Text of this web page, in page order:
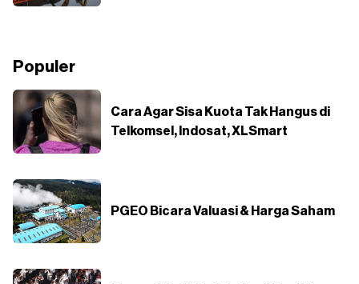
Populer
Cara Agar Sisa Kuota Tak Hangus di
Telkomsel, Indosat, XLSmart
PGEO Bicara Valuasi & Harga Saham